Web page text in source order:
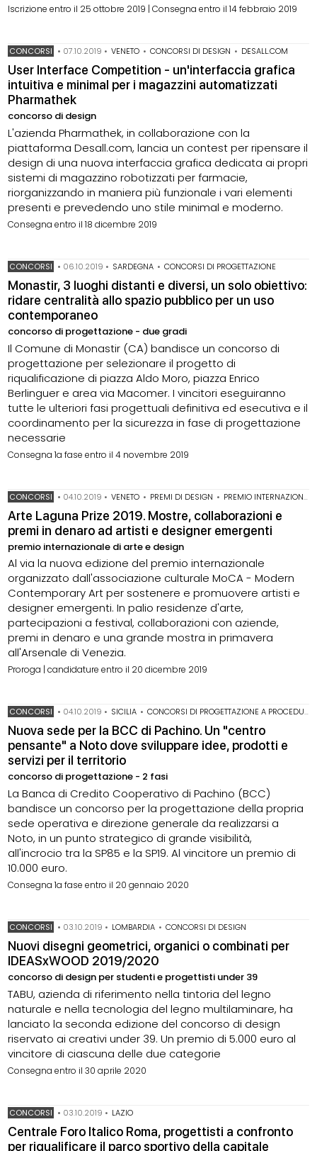
Iscrizione entro il 25 ottobre 2019 | Consegna entro il 14 febbraio 2019
CONCORSI • 07.10.2019 • VENETO • CONCORSI DI DESIGN • DESALL.COM
User Interface Competition - un'interfaccia grafica
intuitiva e minimal per i magazzini automatizzati
Pharmathek
concorso di design
L'azienda Pharmathek, in collaborazione con la
piattaforma Desall.com, lancia un contest per ripensare il
design di una nuova interfaccia grafica dedicata ai propri
sistemi di magazzino robotizzati per farmacie,
riorganizzando in maniera più funzionale i vari elementi
presenti e prevedendo uno stile minimal e moderno.
Consegna entro il 18 dicembre 2019
CONCORSI • 06.10.2019 • SARDEGNA • CONCORSI DI PROGETTAZIONE
Monastir, 3 luoghi distanti e diversi, un solo obiettivo:
ridare centralità allo spazio pubblico per un uso
contemporaneo
concorso di progettazione - due gradi
Il Comune di Monastir (CA) bandisce un concorso di
progettazione per selezionare il progetto di
riqualificazione di piazza Aldo Moro, piazza Enrico
Berlinguer e area via Macomer. I vincitori eseguiranno
tutte le ulteriori fasi progettuali definitiva ed esecutiva e il
coordinamento per la sicurezza in fase di progettazione
necessarie
Consegna 1a fase entro il 4 novembre 2019
CONCORSI • 04.10.2019 • VENETO • PREMI DI DESIGN • PREMIO INTERNAZIONALE ARTE LAGUNA
Arte Laguna Prize 2019. Mostre, collaborazioni e
premi in denaro ad artisti e designer emergenti
premio internazionale di arte e design
Al via la nuova edizione del premio internazionale
organizzato dall'associazione culturale MoCA - Modern
Contemporary Art per sostenere e promuovere artisti e
designer emergenti. In palio residenze d'arte,
partecipazioni a festival, collaborazioni con aziende,
premi in denaro e una grande mostra in primavera
all'Arsenale di Venezia.
Proroga | candidature entro il 20 dicembre 2019
CONCORSI • 04.10.2019 • SICILIA • CONCORSI DI PROGETTAZIONE A PROCEDURA APERTA
Nuova sede per la BCC di Pachino. Un "centro
pensante" a Noto dove sviluppare idee, prodotti e
servizi per il territorio
concorso di progettazione - 2 fasi
La Banca di Credito Cooperativo di Pachino (BCC)
bandisce un concorso per la progettazione della propria
sede operativa e direzione generale da realizzarsi a
Noto, in un punto strategico di grande visibilità,
all'incrocio tra la SP85 e la SP19. Al vincitore un premio di
10.000 euro.
Consegna 1a fase entro il 20 gennaio 2020
CONCORSI • 03.10.2019 • LOMBARDIA • CONCORSI DI DESIGN
Nuovi disegni geometrici, organici o combinati per
IDEASxWOOD 2019/2020
concorso di design per studenti e progettisti under 39
TABU, azienda di riferimento nella tintoria del legno
naturale e nella tecnologia del legno multilaminare, ha
lanciato la seconda edizione del concorso di design
riservato ai creativi under 39. Un premio di 5.000 euro al
vincitore di ciascuna delle due categorie
Consegna entro il 30 aprile 2020
CONCORSI • 03.10.2019 • LAZIO
Centrale Foro Italico Roma, progettisti a confronto
per riqualificare il parco sportivo della capitale